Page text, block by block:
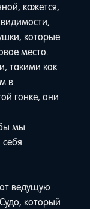
кажется,
которые
место.
такими как
в
гонке, они
мы
ведущую
который